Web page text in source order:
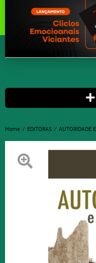
Home EDITORAS AUTORIDADE